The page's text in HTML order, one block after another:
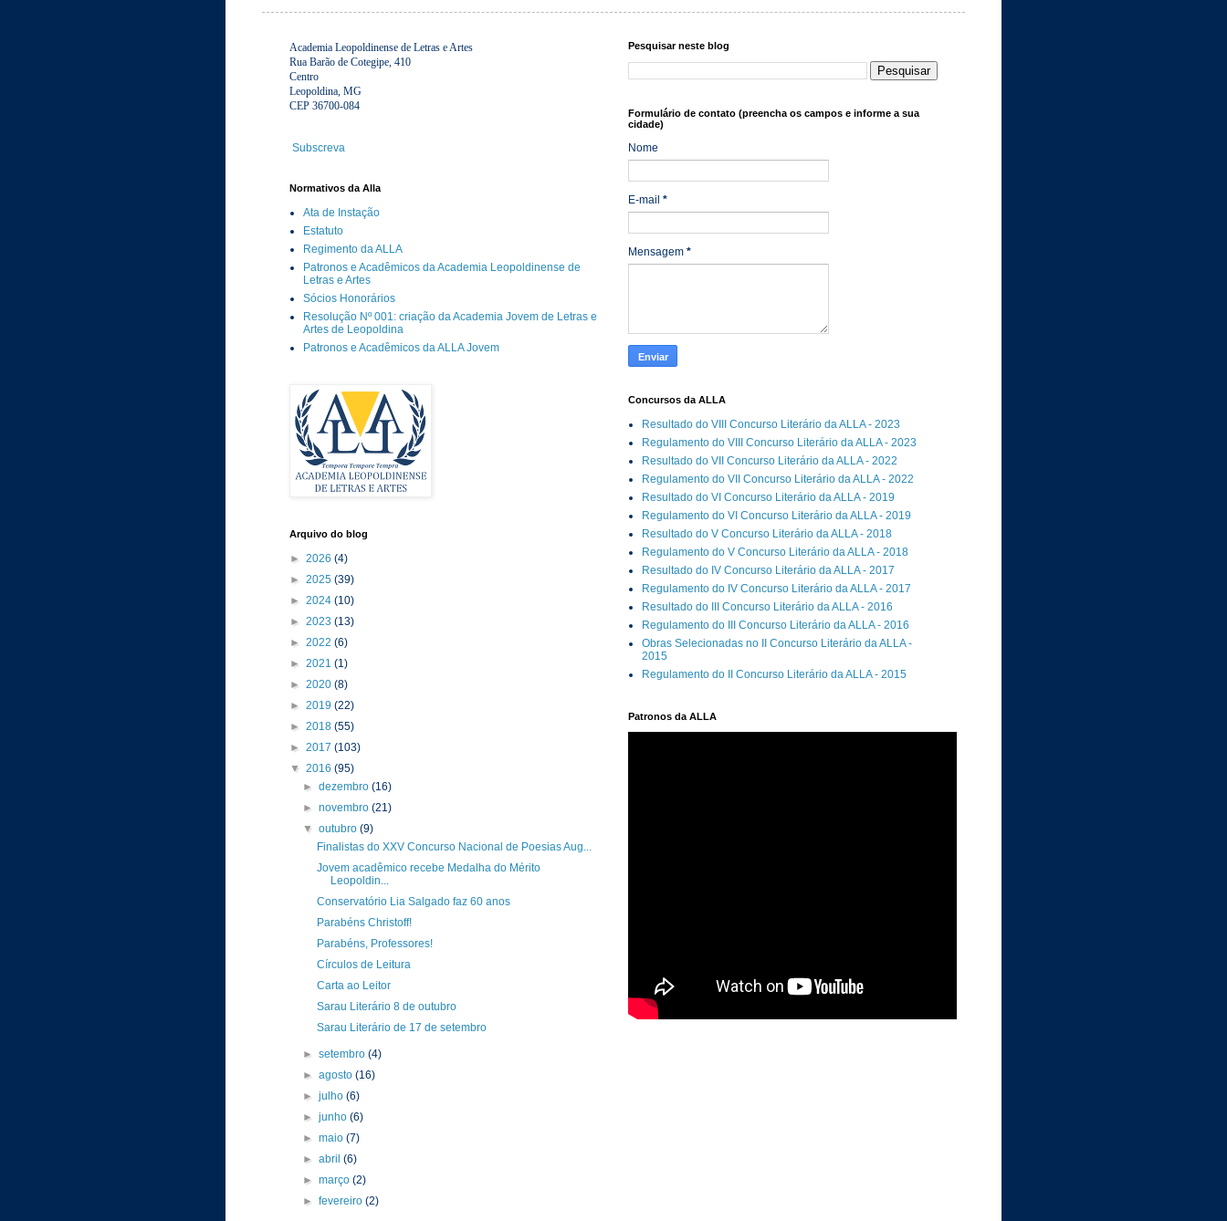
Academia Leopoldinense de Letras e Artes
Rua Barão de Cotegipe, 410
Centro
Leopoldina, MG
CEP 36700-084
Subscreva
Normativos da Alla
Ata de Instação
Estatuto
Regimento da ALLA
Patronos e Acadêmicos da Academia Leopoldinense de
Letras e Artes
Sócios Honorários
Resolução Nº 001: criação da Academia Jovem de Letras e
Artes de Leopoldina
Patronos e Acadêmicos da ALLA Jovem
Arquivo do blog
► 2026 (4)
► 2025 (39)
► 2024 (10)
► 2023 (13)
► 2022 (6)
► 2021 (1)
► 2020 (8)
► 2019 (22)
► 2018 (55)
► 2017 (103)
▼ 2016 (95)
►dezembro(16)
►novembro(21)
▼outubro(9)
Finalistas do XXV Concurso Nacional de Poesias Aug...
Jovem acadêmico recebe Medalha do Mérito
Leopoldin...
Conservatório Lia Salgado faz 60 anos
Parabéns Christoff!
Parabéns, Professores!
Círculos de Leitura
Carta ao Leitor
Sarau Literário 8 de outubro
Sarau Literário de 17 de setembro
►setembro(4)
►agosto(16)
►julho(6)
►junho(6)
►maio(7)
►abril(6)
►março(2)
►fevereiro(2)
Pesquisar neste blog
Formulário de contato (preencha os campos e informe a sua
cidade)
Nome
E-mail *
Mensagem *
Concursos da ALLA
Resultado do VIII Concurso Literário da ALLA - 2023
Regulamento do VIII Concurso Literário da ALLA - 2023
Resultado do VII Concurso Literário da ALLA - 2022
Regulamento do VII Concurso Literário da ALLA - 2022
Resultado do VI Concurso Literário da ALLA - 2019
Regulamento do VI Concurso Literário da ALLA - 2019
Resultado do V Concurso Literário da ALLA - 2018
Regulamento do V Concurso Literário da ALLA - 2018
Resultado do IV Concurso Literário da ALLA - 2017
Regulamento do IV Concurso Literário da ALLA - 2017
Resultado do III Concurso Literário da ALLA - 2016
Regulamento do III Concurso Literário da ALLA - 2016
Obras Selecionadas no II Concurso Literário da ALLA -
2015
Regulamento do II Concurso Literário da ALLA - 2015
Patronos da ALLA